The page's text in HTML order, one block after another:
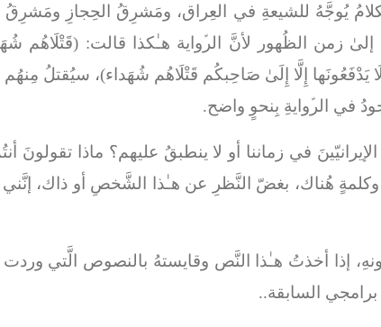
يُوجَّهُ للشيعةِ في العِراق، ومَشرِقُ الحِجازِ
زمن الظُهور لأنَّ الرﱢواية هـٰكذا قالت: (قَتْلَاهُم
يَدْفَعُونَها إِلَّا إِلَىٰ صَاحِبكُم قَتْلَاهُم شُهَداء)، سيُقتلُ مِنهُم
في الرﱢوايةِ بِنحوٍ واضح.
في زماننا أو لا ينطبقُ عليهم؟ ماذا
هُناك، بغضّ النَّظرِ عن هـٰذا الشَّخصِ أو ذاك،
إذا أخذتُ هـٰذا النَّص وقايستهُ بالنصوص الَّتي
السابقة..